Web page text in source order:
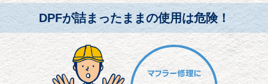
DPFが詰まったままの使用は危険！